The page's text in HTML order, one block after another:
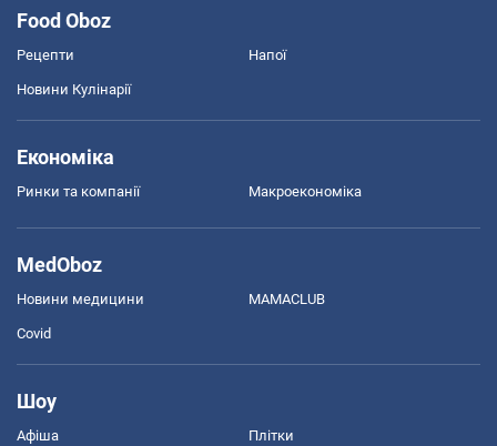
Food Oboz
Рецепти Напої
Новини Кулінарії
Економіка
Ринки та компанії Макроекономіка
MedOboz
Новини медицини MAMACLUB
Covid
Шоу
Афіша Плітки